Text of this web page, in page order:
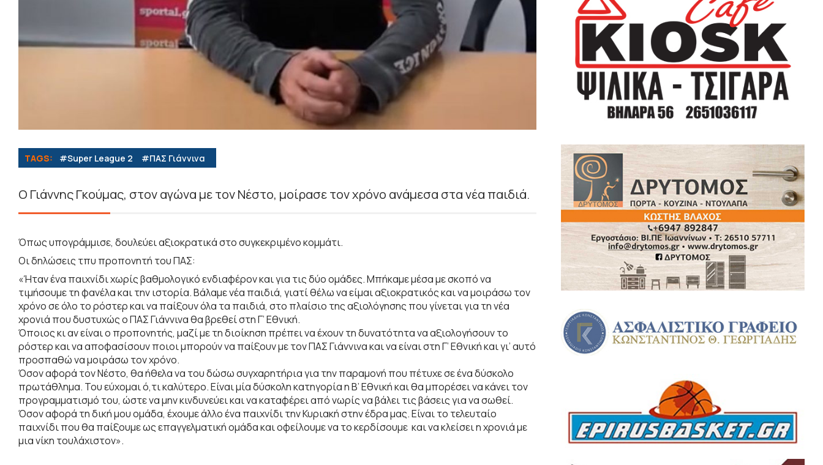
TAGS: #Super League 2 #ΠΑΣ Γιάννινα
Ο Γιάννης Γκούμας, στον αγώνα με τον Νέστο, μοίρασε τον χρόνο ανάμεσα στα νέα παιδιά.
Όπως υπογράμμισε, δουλεύει αξιοκρατικά στο συγκεκριμένο κομμάτι.
Οι δηλώσεις τπυ προπονητή του ΠΑΣ:
«Ήταν ένα παιχνίδι χωρίς βαθμολογικό ενδιαφέρον και για τις δύο ομάδες. Μπήκαμε μέσα με σκοπό να
τιμήσουμε τη φανέλα και την ιστορία. Βάλαμε νέα παιδιά, γιατί θέλω να είμαι αξιοκρατικός και να μοιράσω τον
χρόνο σε όλο το ρόστερ και να παίξουν όλα τα παιδιά, στο πλαίσιο της αξιολόγησης που γίνεται για τη νέα
χρονιά που δυστυχώς ο ΠΑΣ Γιάννινα θα βρεθεί στη Γ’ Εθνική.
Όποιος κι αν είναι ο προπονητής, μαζί με τη διοίκηση πρέπει να έχουν τη δυνατότητα να αξιολογήσουν το
ρόστερ και να αποφασίσουν ποιοι μπορούν να παίξουν με τον ΠΑΣ Γιάννινα και να είναι στη Γ’ Εθνική και γι’ αυτό
προσπαθώ να μοιράσω τον χρόνο.
Όσον αφορά τον Νέστο, θα ήθελα να του δώσω συγχαρητήρια για την παραμονή που πέτυχε σε ένα δύσκολο
πρωτάθλημα. Του εύχομαι ό,τι καλύτερο. Είναι μία δύσκολη κατηγορία η Β’ Εθνική και θα μπορέσει να κάνει τον
προγραμματισμό του, ώστε να μην κινδυνεύει και να καταφέρει από νωρίς να βάλει τις βάσεις για να σωθεί.
Όσον αφορά τη δική μου ομάδα, έχουμε άλλο ένα παιχνίδι την Κυριακή στην έδρα μας. Είναι το τελευταίο
παιχνίδι που θα παίξουμε ως επαγγελματική ομάδα και οφείλουμε να το κερδίσουμε και να κλείσει η χρονιά με
μια νίκη τουλάχιστον».